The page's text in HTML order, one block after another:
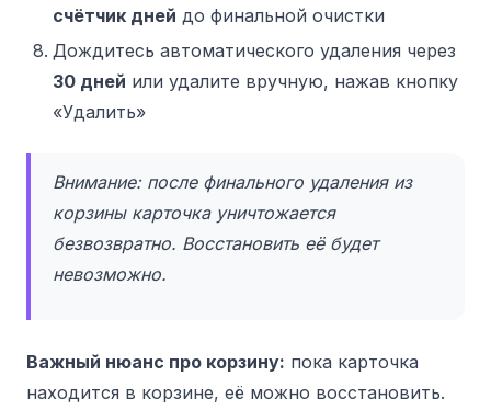
счётчик дней до финальной очистки
Дождитесь автоматического удаления через
30 дней или удалите вручную, нажав кнопку
«Удалить»
Внимание: после финального удаления из
корзины карточка уничтожается
безвозвратно. Восстановить её будет
невозможно.
Важный нюанс про корзину: пока карточка
находится в корзине, её можно восстановить.